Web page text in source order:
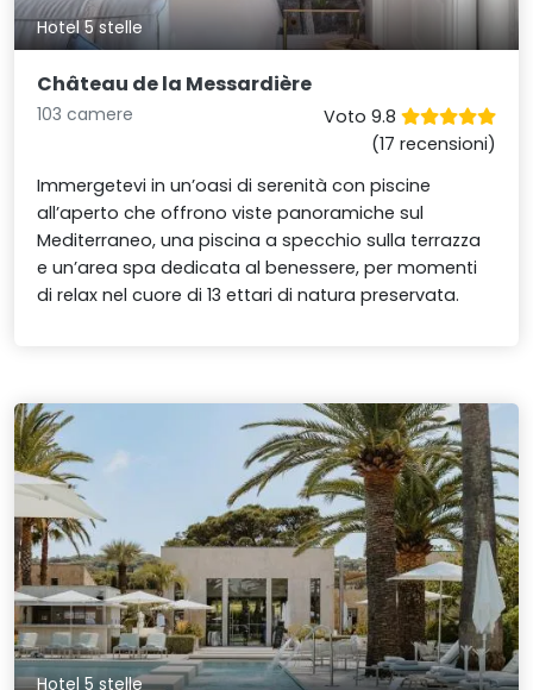
Hotel 5 stelle
Château de la Messardière
103 camere
Voto 9.8
(17 recensioni)
Immergetevi in un’oasi di serenità con piscine
all’aperto che offrono viste panoramiche sul
Mediterraneo, una piscina a specchio sulla terrazza
e un’area spa dedicata al benessere, per momenti
di relax nel cuore di 13 ettari di natura preservata.
Hotel 5 stelle